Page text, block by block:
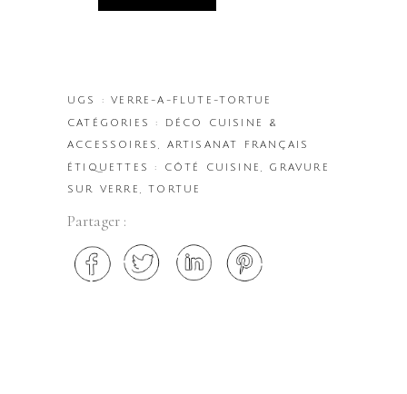
UGS :VERRE-A-FLUTE-TORTUE
CATÉGORIES :
DÉCO CUISINE &
ACCESSOIRES
ARTISANAT FRANÇAIS
ÉTIQUETTES : CÔTÉ CUISINE
GRAVURE
SUR VERRE
,TORTUE
Partager :